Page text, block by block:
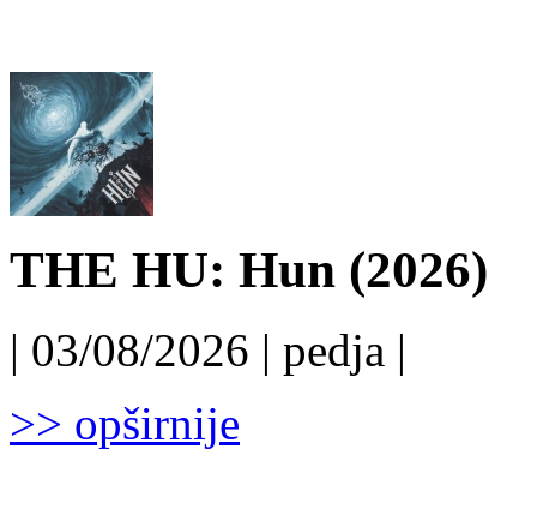
THE HU: Hun (2026)
| 03/08/2026 | pedja |
>> opširnije